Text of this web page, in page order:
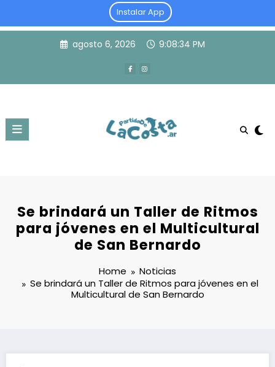
Instalar App
agosto 6, 2026 9:08:35 PM
Se brindará un Taller de Ritmos
para jóvenes en el Multicultural
de San Bernardo
Home
Noticias
Se brindará un Taller de Ritmos para jóvenes en el
Multicultural de San Bernardo